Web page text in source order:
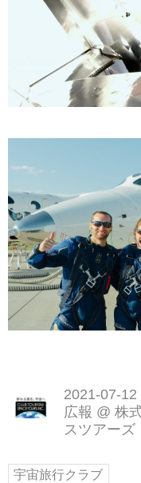
2021-07-12
広報 @ 株
スツアーズ
宇宙旅行クラブ